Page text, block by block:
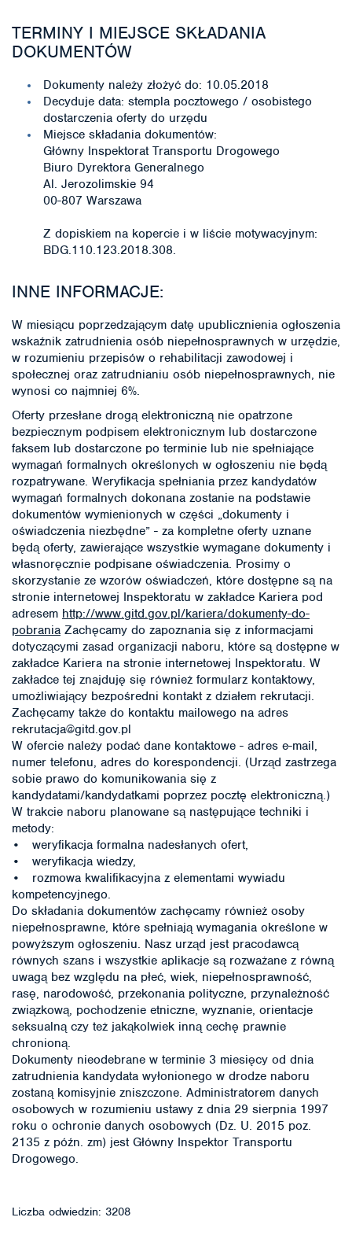
TERMINY I MIEJSCE SKŁADANIA
DOKUMENTÓW
Dokumenty należy złożyć do: 10.05.2018
Decyduje data: stempla pocztowego / osobistego
dostarczenia oferty do urzędu
Miejsce składania dokumentów:
Główny Inspektorat Transportu Drogowego
Biuro Dyrektora Generalnego
Al. Jerozolimskie 94
00-807 Warszawa
Z dopiskiem na kopercie i w liście motywacyjnym:
BDG.110.123.2018.308.
INNE INFORMACJE:
W miesiącu poprzedzającym datę upublicznienia ogłoszenia
wskaźnik zatrudnienia osób niepełnosprawnych w urzędzie,
w rozumieniu przepisów o rehabilitacji zawodowej i
społecznej oraz zatrudnianiu osób niepełnosprawnych, nie
wynosi co najmniej 6%.
Oferty przesłane drogą elektroniczną nie opatrzone
bezpiecznym podpisem elektronicznym lub dostarczone
faksem lub dostarczone po terminie lub nie spełniające
wymagań formalnych określonych w ogłoszeniu nie będą
rozpatrywane. Weryfikacja spełniania przez kandydatów
wymagań formalnych dokonana zostanie na podstawie
dokumentów wymienionych w części „dokumenty i
oświadczenia niezbędne” - za kompletne oferty uznane
będą oferty, zawierające wszystkie wymagane dokumenty i
własnoręcznie podpisane oświadczenia. Prosimy o
skorzystanie ze wzorów oświadczeń, które dostępne są na
stronie internetowej Inspektoratu w zakładce Kariera pod
adresem http://www.gitd.gov.pl/kariera/dokumenty-do-
pobrania Zachęcamy do zapoznania się z informacjami
dotyczącymi zasad organizacji naboru, które są dostępne w
zakładce Kariera na stronie internetowej Inspektoratu. W
zakładce tej znajduję się również formularz kontaktowy,
umożliwiający bezpośredni kontakt z działem rekrutacji.
Zachęcamy także do kontaktu mailowego na adres
rekrutacja@gitd.gov.pl
W ofercie należy podać dane kontaktowe - adres e-mail,
numer telefonu, adres do korespondencji. (Urząd zastrzega
sobie prawo do komunikowania się z
kandydatami/kandydatkami poprzez pocztę elektroniczną.)
W trakcie naboru planowane są następujące techniki i
metody:
• weryfikacja formalna nadesłanych ofert,
• weryfikacja wiedzy,
• rozmowa kwalifikacyjna z elementami wywiadu
kompetencyjnego.
Do składania dokumentów zachęcamy również osoby
niepełnosprawne, które spełniają wymagania określone w
powyższym ogłoszeniu. Nasz urząd jest pracodawcą
równych szans i wszystkie aplikacje są rozważane z równą
uwagą bez względu na płeć, wiek, niepełnosprawność,
rasę, narodowość, przekonania polityczne, przynależność
związkową, pochodzenie etniczne, wyznanie, orientacje
seksualną czy też jakąkolwiek inną cechę prawnie
chronioną.
Dokumenty nieodebrane w terminie 3 miesięcy od dnia
zatrudnienia kandydata wyłonionego w drodze naboru
zostaną komisyjnie zniszczone. Administratorem danych
osobowych w rozumieniu ustawy z dnia 29 sierpnia 1997
roku o ochronie danych osobowych (Dz. U. 2015 poz.
2135 z późn. zm) jest Główny Inspektor Transportu
Drogowego.
Liczba odwiedzin: 3208